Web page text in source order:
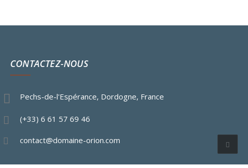
CONTACTEZ-NOUS
Pechs-de-l'Espérance, Dordogne, France
(+33) 6 61 57 69 46
contact@domaine-orion.com